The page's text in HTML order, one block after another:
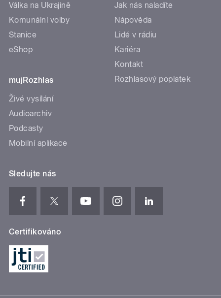
Válka na Ukrajině
Komunální volby
Stanice
eShop
mujRozhlas
Živé vysílání
Audioarchiv
Podcasty
Mobilní aplikace
Jak nás naladíte
Nápověda
Lidé v rádiu
Kariéra
Kontakt
Rozhlasový poplatek
Sledujte nás
Certifikováno